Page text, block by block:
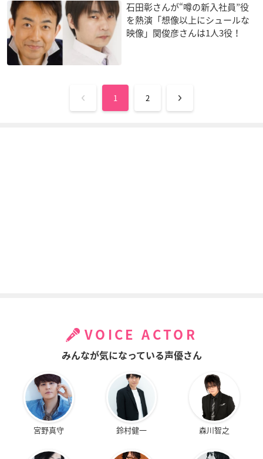
石田彰さんが“噂の新入社員”役
を熱演「想像以上にシュールな
映像」関俊彦さんは1人3役！
1 2
VOICE ACTOR
みんなが気になっている声優さん
宮野真守 鈴村健一 森川智之